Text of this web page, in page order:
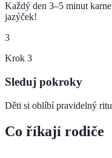
Každý den 3–5 minut
jazýček!
3
Krok 3
Sleduj pokroky
Děti si oblíbí pravidelný
Co říkají rodiče